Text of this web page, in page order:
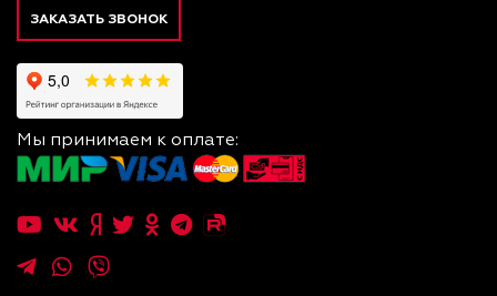
ЗАКАЗАТЬ ЗВОНОК
Мы принимаем к оплате: